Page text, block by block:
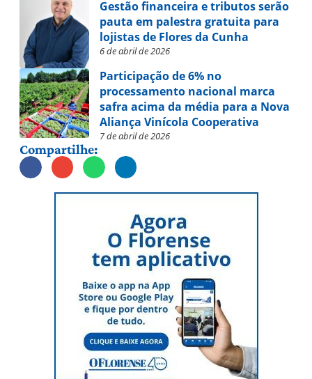
Gestão financeira e tributos serão
pauta em palestra gratuita para
lojistas de Flores da Cunha
6 de abril de 2026
Participação de 6% no
processamento nacional marca
safra acima da média para a Nova
Aliança Vinícola Cooperativa
7 de abril de 2026
Compartilhe: